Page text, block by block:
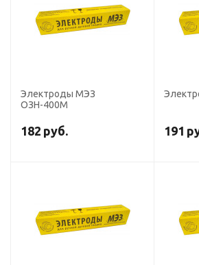
Электроды МЭЗ
ОЗН-400М
182 руб. 191